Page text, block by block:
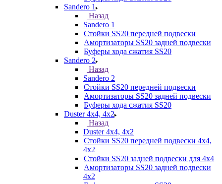
Sandero 1
Назад
Sandero 1
Стойки SS20 передней подвески
Амортизаторы SS20 задней подвески
Буферы хода сжатия SS20
Sandero 2
Назад
Sandero 2
Стойки SS20 передней подвески
Амортизаторы SS20 задней подвески
Буферы хода сжатия SS20
Duster 4х4, 4x2
Назад
Duster 4х4, 4x2
Стойки SS20 передней подвески 4х4,
4x2
Стойки SS20 задней подвески для 4х4
Амортизаторы SS20 задней подвески
4х2